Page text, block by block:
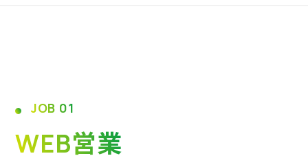
JOB 01
WEB営業